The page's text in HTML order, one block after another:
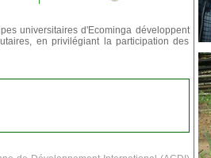
universitaires d'Ecominga développent
en privilégiant la participation des